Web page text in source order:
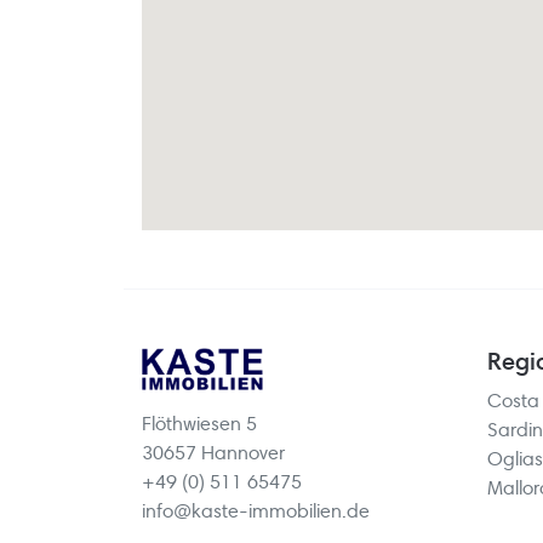
Flöthwiesen 5
30657 Hannover
+49 (0) 511 65475
info@kaste-immobilien.de